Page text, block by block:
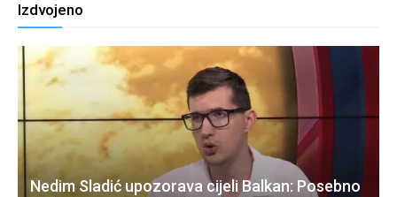
Izdvojeno
Nedim Sladić upozorava cijeli Balkan: Posebno